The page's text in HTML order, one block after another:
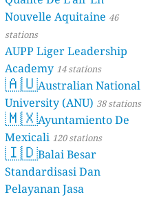
Nouvelle Aquitaine 46
stations
AUPP Liger Leadership
Academy 14 stations
🇦🇺Australian National
University (ANU) 38 stations
🇲🇽Ayuntamiento De
Mexicali 120 stations
🇮🇩Balai Besar
Standardisasi Dan
Pelayanan Jasa